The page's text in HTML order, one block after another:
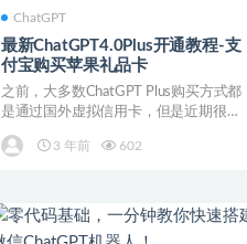
ChatGPT
最新ChatGPT4.0Plus开通教程-支
付宝购买苹果礼品卡
之前，大多数ChatGPT Plus购买方式都
是通过国外虚拟信用卡，但是近期很多
3 年前
602